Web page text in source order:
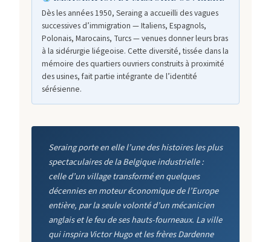
Dès les années 1950, Seraing a accueilli des vagues
successives d’immigration — Italiens, Espagnols,
Polonais, Marocains, Turcs — venues donner leurs bras
à la sidérurgie liégeoise. Cette diversité, tissée dans la
mémoire des quartiers ouvriers construits à proximité
des usines, fait partie intégrante de l’identité
sérésienne.
Seraing porte en elle l’une des histoires les plus
spectaculaires de la Belgique industrielle :
celle d’un village transformé en quelques
décennies en moteur économique de l’Europe
entière, par la seule volonté d’un mécanicien
anglais et le feu de ses hauts-fourneaux. La ville
qui inspira Victor Hugo et les frères Dardenne